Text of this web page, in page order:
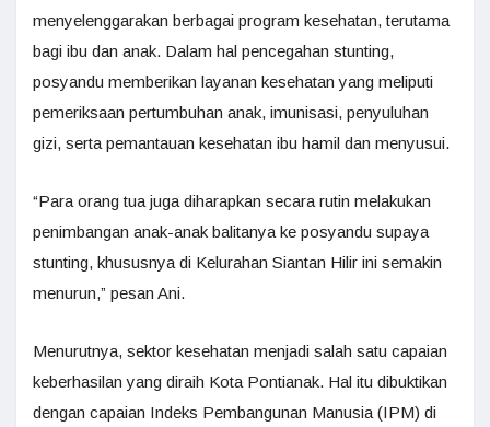
menyelenggarakan berbagai program kesehatan, terutama
bagi ibu dan anak. Dalam hal pencegahan stunting,
posyandu memberikan layanan kesehatan yang meliputi
pemeriksaan pertumbuhan anak, imunisasi, penyuluhan
gizi, serta pemantauan kesehatan ibu hamil dan menyusui.
“Para orang tua juga diharapkan secara rutin melakukan
penimbangan anak-anak balitanya ke posyandu supaya
stunting, khususnya di Kelurahan Siantan Hilir ini semakin
menurun,” pesan Ani.
Menurutnya, sektor kesehatan menjadi salah satu capaian
keberhasilan yang diraih Kota Pontianak. Hal itu dibuktikan
dengan capaian Indeks Pembangunan Manusia (IPM) di